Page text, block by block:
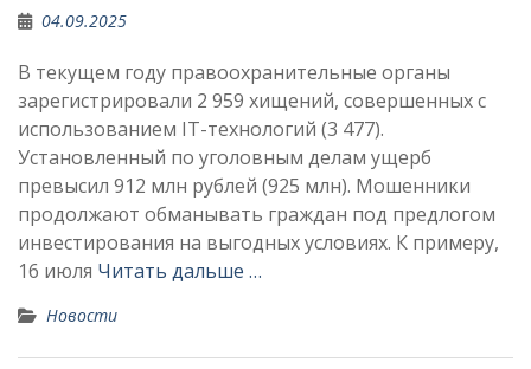
04.09.2025
В текущем году правоохранительные органы
зарегистрировали 2 959 хищений, совершенных с
использованием IT-технологий (3 477).
Установленный по уголовным делам ущерб
превысил 912 млн рублей (925 млн). Мошенники
продолжают обманывать граждан под предлогом
инвестирования на выгодных условиях. К примеру,
16 июля Читать дальше …
Новости